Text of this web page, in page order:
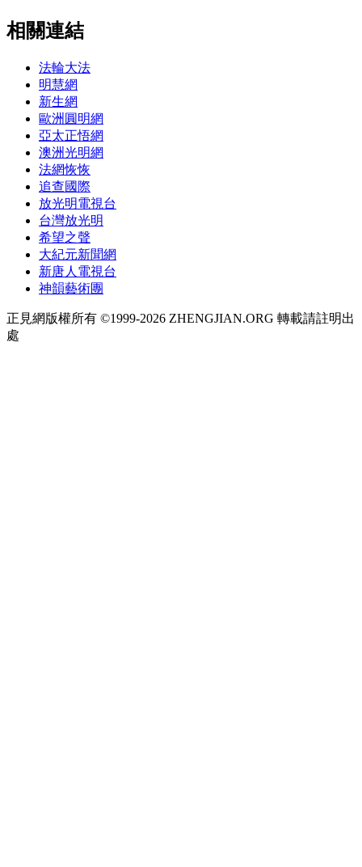
相關連結
法輪大法
明慧網
新生網
歐洲圓明網
亞太正悟網
澳洲光明網
法網恢恢
追查國際
放光明電視台
台灣放光明
希望之聲
大紀元新聞網
新唐人電視台
神韻藝術團
正見網版權所有 ©1999-2026 ZHENGJIAN.ORG 轉載請註明出
處